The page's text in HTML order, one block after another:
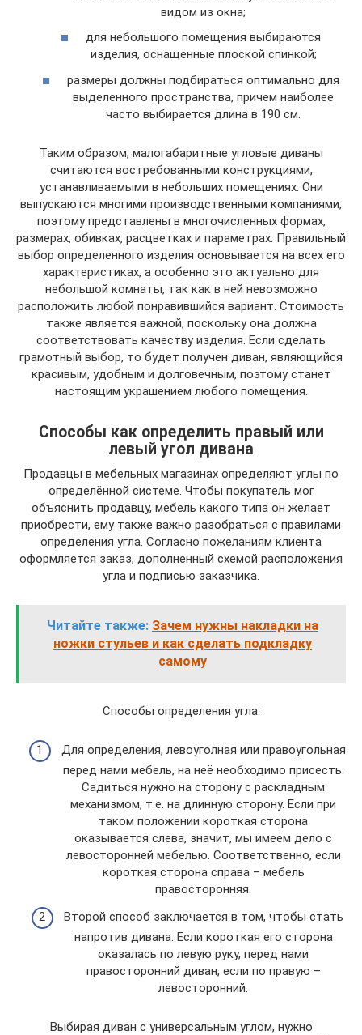
видом из окна;
для небольшого помещения выбираются
изделия, оснащенные плоской спинкой;
размеры должны подбираться оптимально для
выделенного пространства, причем наиболее
часто выбирается длина в 190 см.
Таким образом, малогабаритные угловые диваны
считаются востребованными конструкциями,
устанавливаемыми в небольших помещениях. Они
выпускаются многими производственными компаниями,
поэтому представлены в многочисленных формах,
размерах, обивках, расцветках и параметрах. Правильный
выбор определенного изделия основывается на всех его
характеристиках, а особенно это актуально для
небольшой комнаты, так как в ней невозможно
расположить любой понравившийся вариант. Стоимость
также является важной, поскольку она должна
соответствовать качеству изделия. Если сделать
грамотный выбор, то будет получен диван, являющийся
красивым, удобным и долговечным, поэтому станет
настоящим украшением любого помещения.
Способы как определить правый или
левый угол дивана
Продавцы в мебельных магазинах определяют углы по
определённой системе. Чтобы покупатель мог
объяснить продавцу, мебель какого типа он желает
приобрести, ему также важно разобраться с правилами
определения угла. Согласно пожеланиям клиента
оформляется заказ, дополненный схемой расположения
угла и подписью заказчика.
Читайте также: Зачем нужны накладки на
ножки стульев и как сделать подкладку
самому
Способы определения угла:
Для определения, левоуголная или правоугольная
перед нами мебель, на неё необходимо присесть.
Садиться нужно на сторону с раскладным
механизмом, т.е. на длинную сторону. Если при
таком положении короткая сторона
оказывается слева, значит, мы имеем дело с
левосторонней мебелью. Соответственно, если
короткая сторона справа – мебель
правосторонняя.
Второй способ заключается в том, чтобы стать
напротив дивана. Если короткая его сторона
оказалась по левую руку, перед нами
правосторонний диван, если по правую –
левосторонний.
Выбирая диван с универсальным углом, нужно